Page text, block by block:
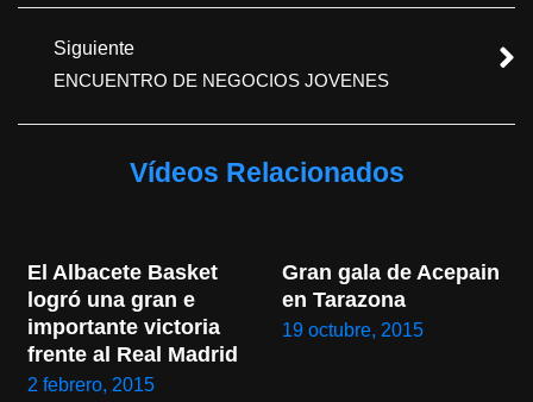
Siguiente
ENCUENTRO DE NEGOCIOS JOVENES
Vídeos Relacionados
El Albacete Basket
logró una gran e
importante victoria
frente al Real Madrid
2 febrero, 2015
Gran gala de Acepain
en Tarazona
19 octubre, 2015